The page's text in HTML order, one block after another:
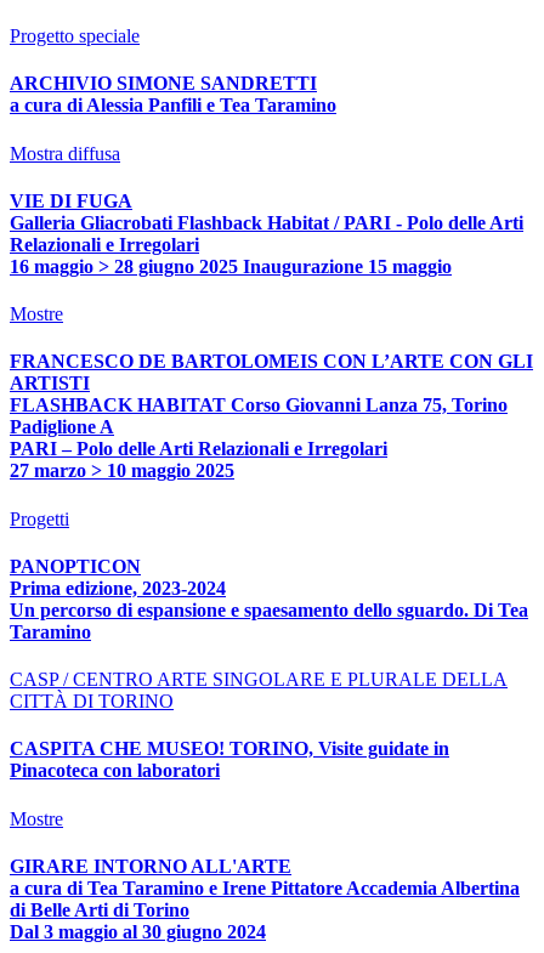
Progetto speciale
ARCHIVIO SIMONE SANDRETTI
a cura di Alessia Panfili e Tea Taramino
Mostra diffusa
VIE DI FUGA
Galleria Gliacrobati Flashback Habitat / PARI - Polo delle Arti
Relazionali e Irregolari
16 maggio > 28 giugno 2025 Inaugurazione 15 maggio
Mostre
FRANCESCO DE BARTOLOMEIS CON L’ARTE CON GLI
ARTISTI
FLASHBACK HABITAT Corso Giovanni Lanza 75, Torino
Padiglione A
PARI – Polo delle Arti Relazionali e Irregolari
27 marzo > 10 maggio 2025
Progetti
PANOPTICON
Prima edizione, 2023-2024
Un percorso di espansione e spaesamento dello sguardo. Di Tea
Taramino
CASP / CENTRO ARTE SINGOLARE E PLURALE DELLA
CITTÀ DI TORINO
CASPITA CHE MUSEO! TORINO, Visite guidate in
Pinacoteca con laboratori
Mostre
GIRARE INTORNO ALL'ARTE
a cura di Tea Taramino e Irene Pittatore Accademia Albertina
di Belle Arti di Torino
Dal 3 maggio al 30 giugno 2024